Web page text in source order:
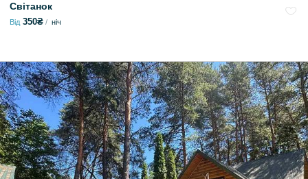
Світанок
Від 350₴ ніч